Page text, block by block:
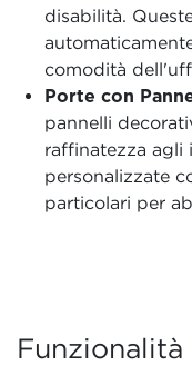
disabilità.
comodità
Porte con
pannelli
raffinatezza agli
personalizzate
particolari per